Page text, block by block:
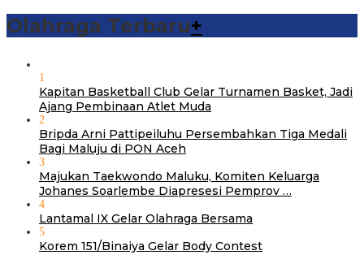
Olahraga Terbaru+
1
Kapitan Basketball Club Gelar Turnamen Basket, Jadi
Ajang Pembinaan Atlet Muda
2
Bripda Arni Pattipeiluhu Persembahkan Tiga Medali
Bagi Maluju di PON Aceh
3
Majukan Taekwondo Maluku, Komiten Keluarga
Johanes Soarlembe Diapresesi Pemprov …
4
Lantamal IX Gelar Olahraga Bersama
5
Korem 151/Binaiya Gelar Body Contest